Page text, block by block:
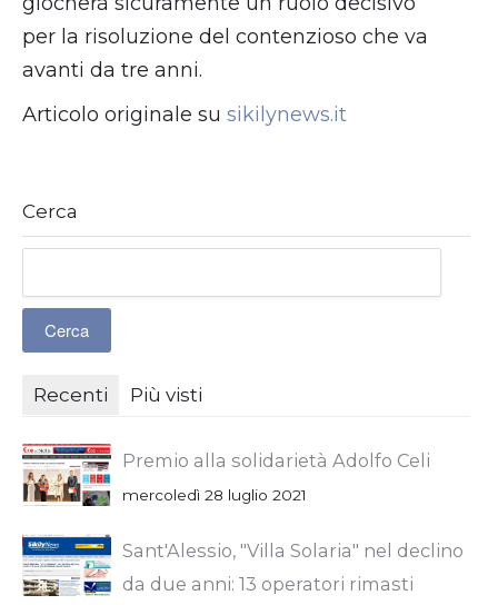
per la risoluzione del contenzioso che va
avanti da tre anni.
Articolo originale su sikilynews.it
Cerca
Recenti Più visti
Premio alla solidarietà Adolfo Celi
mercoledì 28 luglio 2021
Sant'Alessio, "Villa Solaria" nel declino
da due anni: 13 operatori rimasti